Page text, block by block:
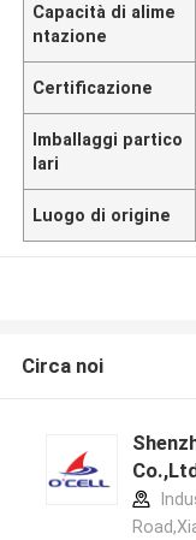
Capacità di alime
ntazione
Certificazione
Imballaggi partico
lari
Luogo di origine
Circa noi